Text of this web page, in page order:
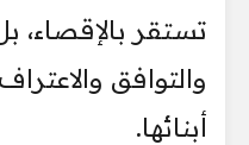
تستقر بالإقصاء،
والتوافق
أبنائها.